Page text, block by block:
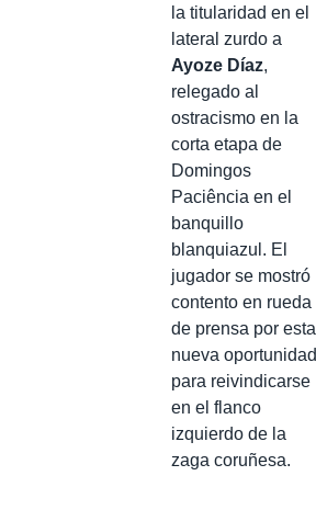
la titularidad en el
lateral zurdo a
Ayoze Díaz,
relegado al
ostracismo en la
corta etapa de
Domingos
Paciência en el
banquillo
blanquiazul. El
jugador se mostró
contento en rueda
de prensa por esta
nueva oportunidad
para reivindicarse
en el flanco
izquierdo de la
zaga coruñesa.